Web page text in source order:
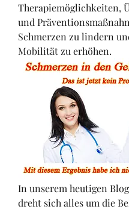
Therapiemöglichkeiten,
und
Schmerzen zu lindern
Mobilität zu erhöhen.
In unserem heutigen
dreht sich alles um die